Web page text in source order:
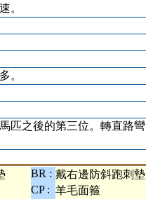
。
。
匹之後的第三位。轉直路彎
BR : 戴右邊防斜跑刺墊
CP : 羊毛面箍